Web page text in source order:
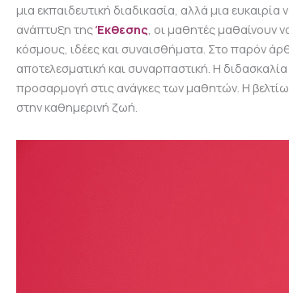
μια εκπαιδευτική διαδικασία, αλλά μια
ανάπτυξη τηςΈκθεσης , οι μαθητές
κόσμους, ιδέες και συναισθήματα. Στο παρόν
αποτελεσματική και συναρπαστική. Η
προσαρμογή στις ανάγκες των μαθητών. Η
στην καθημερινή ζωή.